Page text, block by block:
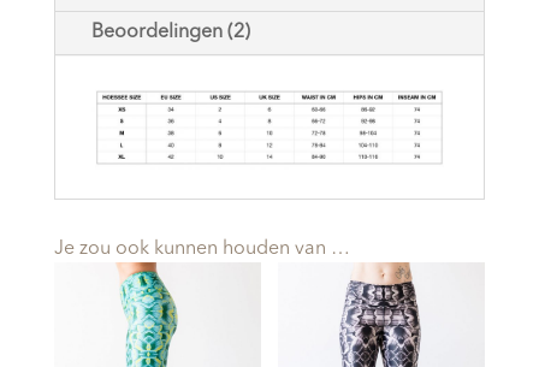
Beoordelingen (2)
Je zou ook kunnen houden van …